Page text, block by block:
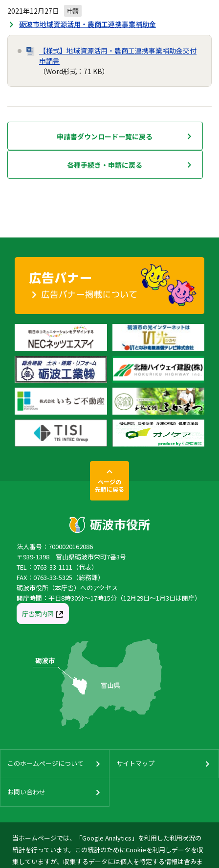
2021年12月27日 申請
砺波市地域資源活用・農商工連携事業補助金
【様式】地域資源活用・農商工連携事業補助金交付
申請書
（Word形式：71 KB）
申請書ダウンロード一覧に戻る
各種手続き・申請に戻る
当ホームページでは、「Google Analytics」を利用した利用状況の
統計を行っています。この統計のためにCookieを利用しデータを収
集していますが、収集するデータには個人を特定する情報は含みま
ページの
先頭に戻る
法人番号：7000020162086
〒939-1398 富山県砺波市栄町7番3号
TEL：0763-33-1111（代表）
FAX：0763-33-5325（総務課）
砺波市役所（本庁舎）へのアクセス
開庁時間：平日8時30分〜17時15分（12月29日〜1月3日は閉庁）
庁舎案内図
このホームページについて サイトマップ
お問い合わせ